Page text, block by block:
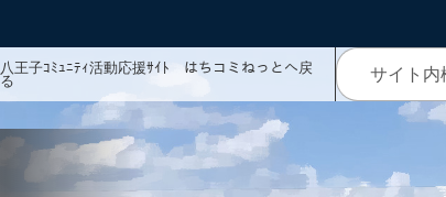
八王子ｺﾐｭﾆﾃｨ活動応援ｻｲﾄ はちコミねっとへ戻
る